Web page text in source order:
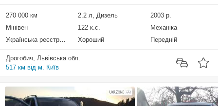
270 000 км 2.2 л, Дизель
2003 р.
Мінівен
122 к.с.
Механіка
Українська реєстрація
Хороший Передній
Дрогобич, Львівська обл.
517 км від м. Київ